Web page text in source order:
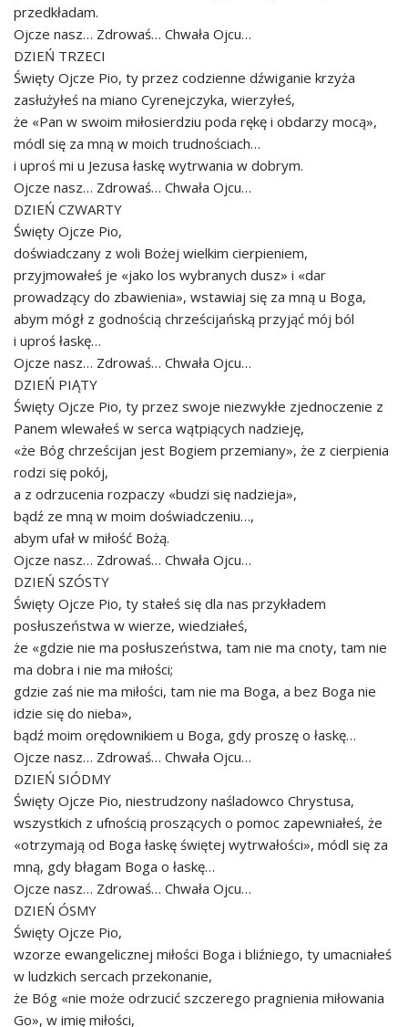
przedkładam.
Ojcze nasz… Zdrowaś… Chwała Ojcu…
DZIEŃ TRZECI
Święty Ojcze Pio, ty przez codzienne dźwiganie krzyża
zasłużyłeś na miano Cyrenejczyka, wierzyłeś,
że «Pan w swoim miłosierdziu poda rękę i obdarzy mocą»,
módl się za mną w moich trudnościach…
i uproś mi u Jezusa łaskę wytrwania w dobrym.
Ojcze nasz… Zdrowaś… Chwała Ojcu…
DZIEŃ CZWARTY
Święty Ojcze Pio,
doświadczany z woli Bożej wielkim cierpieniem,
przyjmowałeś je «jako los wybranych dusz» i «dar
prowadzący do zbawienia», wstawiaj się za mną u Boga,
abym mógł z godnością chrześcijańską przyjąć mój ból
i uproś łaskę…
Ojcze nasz… Zdrowaś… Chwała Ojcu…
DZIEŃ PIĄTY
Święty Ojcze Pio, ty przez swoje niezwykłe zjednoczenie z
Panem wlewałeś w serca wątpiących nadzieję,
«że Bóg chrześcijan jest Bogiem przemiany», że z cierpienia
rodzi się pokój,
a z odrzucenia rozpaczy «budzi się nadzieja»,
bądź ze mną w moim doświadczeniu…,
abym ufał w miłość Bożą.
Ojcze nasz… Zdrowaś… Chwała Ojcu…
DZIEŃ SZÓSTY
Święty Ojcze Pio, ty stałeś się dla nas przykładem
posłuszeństwa w wierze, wiedziałeś,
że «gdzie nie ma posłuszeństwa, tam nie ma cnoty, tam nie
ma dobra i nie ma miłości;
gdzie zaś nie ma miłości, tam nie ma Boga, a bez Boga nie
idzie się do nieba»,
bądź moim orędownikiem u Boga, gdy proszę o łaskę…
Ojcze nasz… Zdrowaś… Chwała Ojcu…
DZIEŃ SIÓDMY
Święty Ojcze Pio, niestrudzony naśladowco Chrystusa,
wszystkich z ufnością proszących o pomoc zapewniałeś, że
«otrzymają od Boga łaskę świętej wytrwałości», módl się za
mną, gdy błagam Boga o łaskę…
Ojcze nasz… Zdrowaś… Chwała Ojcu…
DZIEŃ ÓSMY
Święty Ojcze Pio,
wzorze ewangelicznej miłości Boga i bliźniego, ty umacniałeś
w ludzkich sercach przekonanie,
że Bóg «nie może odrzucić szczerego pragnienia miłowania
Go», w imię miłości,